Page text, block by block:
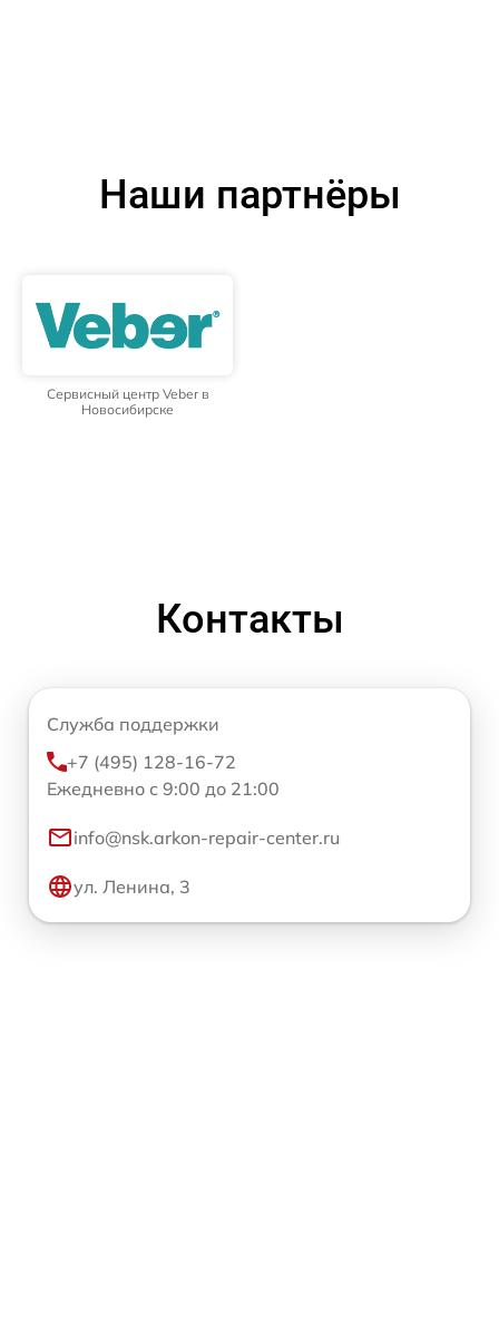
Наши партнёры
Сервисный центр Veber в
Новосибирске
Контакты
Служба поддержки
+7 (495) 128-16-72
Ежедневно с 9:00 до 21:00
info@nsk.arkon-repair-center.ru
ул. Ленина, 3